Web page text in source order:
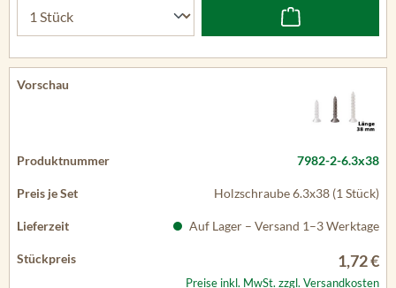
7982-2-6.3x38
Holzschraube 6.3x38 (1 Stück)
Auf Lager – Versand 1–3 Werktage
1,72 €
Preise inkl. MwSt. zzgl. Versandkosten